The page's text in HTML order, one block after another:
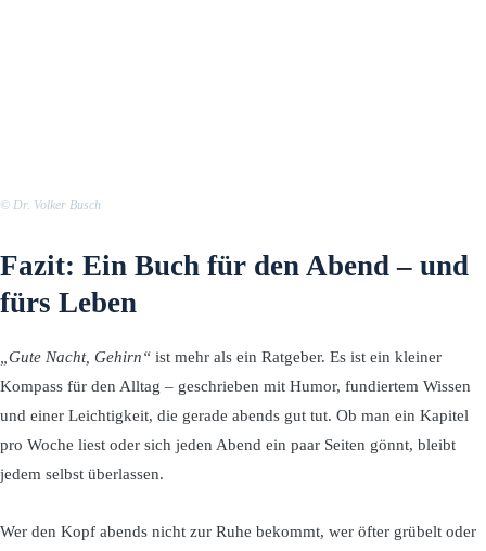
© Dr. Volker Busch
Fazit: Ein Buch für den Abend – und
fürs Leben
„Gute Nacht, Gehirn“ ist mehr als ein Ratgeber. Es ist ein kleiner
Kompass für den Alltag – geschrieben mit Humor, fundiertem Wissen
und einer Leichtigkeit, die gerade abends gut tut. Ob man ein Kapitel
pro Woche liest oder sich jeden Abend ein paar Seiten gönnt, bleibt
jedem selbst überlassen.
Wer den Kopf abends nicht zur Ruhe bekommt, wer öfter grübelt oder